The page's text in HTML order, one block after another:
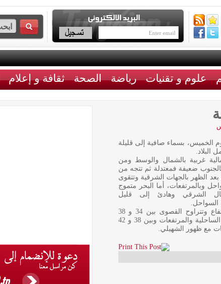
علوم و تقنيات رياضة الصحة ثقافة و إعلام
الخميس، بسماء صافية إلى قليلة
البلاد.
غربية بالشمال والوسط ومن
ضعيفة فمعتدلة ثم تتجه من
الظهر بالجهات الشرقية وتتقوى
وبالمرتفعات، أما البحر متموج
الشرقي وهادئ إلى قليل
السواحل.
الحرارة في ارتفاع وتتراوح القصوى بين 34 و 38
درجة بالمناطق الساحلية والمرتفعات وبين 38 و 42
مع ظهور الشهيلي.